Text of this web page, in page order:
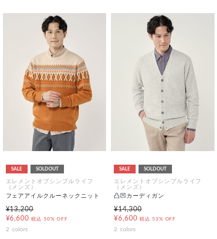
SALE SOLDOUT
エレメントオブシンプルライフ
（メンズ）
フェアアイルクルーネックニット
¥13,200
¥6,600 税込 50% OFF
2 colors
SALE SOLDOUT
エレメントオブシンプルライフ
（メンズ）
凸凹カーディガン
¥14,300
¥6,600 税込 53% OFF
2 colors